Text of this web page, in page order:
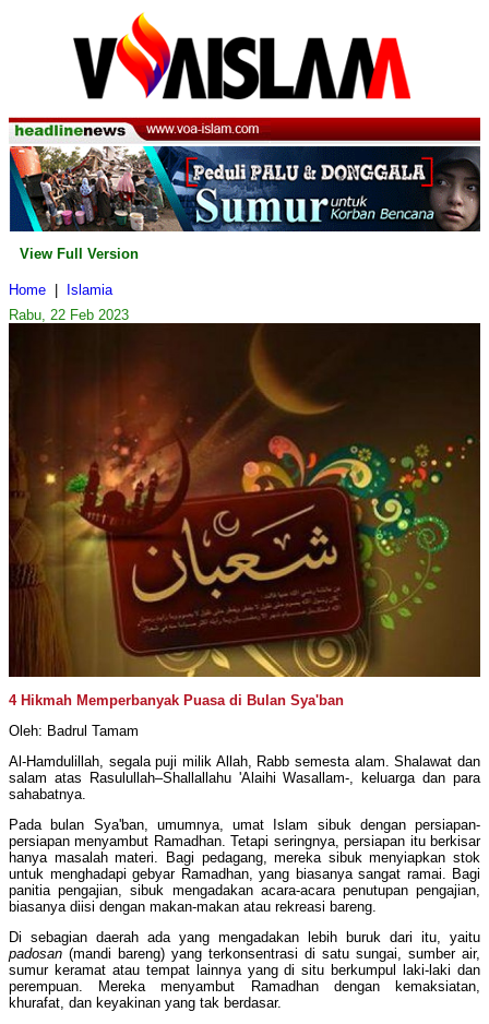
View Full Version
Home
Islamia
Rabu, 22 Feb 2023
4 Hikmah Memperbanyak Puasa di Bulan Sya'ban
Oleh: Badrul Tamam
Al-Hamdulillah, segala puji milik Allah, Rabb semesta alam. Shalawat dan
salam atas Rasulullah–Shallallahu 'Alaihi Wasallam-, keluarga dan para
sahabatnya.
Pada bulan Sya'ban, umumnya, umat Islam sibuk dengan persiapan-
persiapan menyambut Ramadhan. Tetapi seringnya, persiapan itu berkisar
hanya masalah materi. Bagi pedagang, mereka sibuk menyiapkan stok
untuk menghadapi gebyar Ramadhan, yang biasanya sangat ramai. Bagi
panitia pengajian, sibuk mengadakan acara-acara penutupan pengajian,
biasanya diisi dengan makan-makan atau rekreasi bareng.
Di sebagian daerah ada yang mengadakan lebih buruk dari itu, yaitu
padosan (mandi bareng) yang terkonsentrasi di satu sungai, sumber air,
sumur keramat atau tempat lainnya yang di situ berkumpul laki-laki dan
perempuan. Mereka menyambut Ramadhan dengan kemaksiatan,
khurafat, dan keyakinan yang tak berdasar.